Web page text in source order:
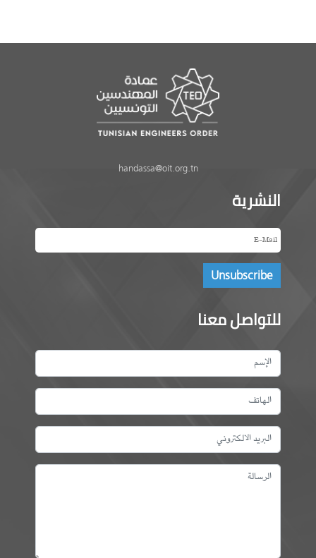
handassa@oit.org.tn
النشرية
للتواصل معنا